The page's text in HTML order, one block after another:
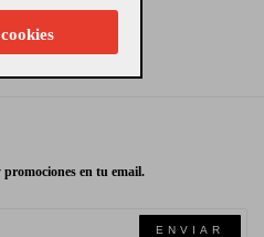
promociones en tu email.
ENVIAR